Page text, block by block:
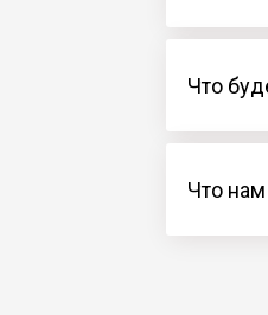
Что
Что нам